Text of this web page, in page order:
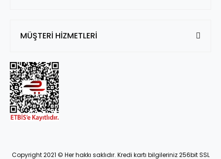
MÜŞTERİ HİZMETLERİ
Copyright 2021 © Her hakkı saklıdır. Kredi kartı bilgileriniz 256bit SSL